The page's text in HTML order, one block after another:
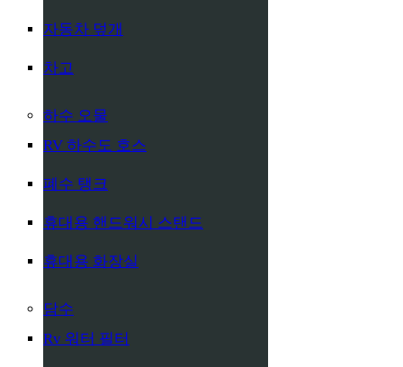
자동차 덮개
차고
하수 오물
RV 하수도 호스
폐수 탱크
휴대용 핸드워시 스탠드
휴대용 화장실
담수
Rv 워터 필터